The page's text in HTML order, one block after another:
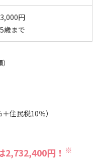
円
歳まで
住民税10％）
2,732,400円！ ※